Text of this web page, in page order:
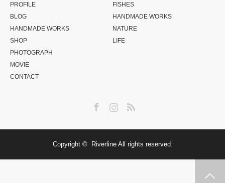
PROFILE
BLOG
HANDMADE WORKS
SHOP
PHOTOGRAPH
MOVIE
CONTACT
FISHES
HANDMADE WORKS
NATURE
LIFE
Copyright © RiverlineAll rights reserved.
MOVIE